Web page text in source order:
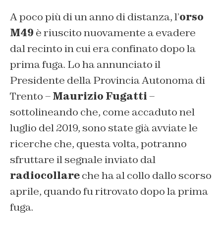
A poco più di un anno di distanza, l’orso
M49 è riuscito nuovamente a evadere
dal recinto in cui era confinato dopo la
prima fuga. Lo ha annunciato il
Presidente della Provincia Autonoma di
Trento –Maurizio Fugatti–
sottolineando che, come accaduto nel
luglio del 2019, sono state già avviate le
ricerche che, questa volta, potranno
sfruttare il segnale inviato dal
radiocollareche ha al collo dallo scorso
aprile, quando fu ritrovato dopo la prima
fuga.